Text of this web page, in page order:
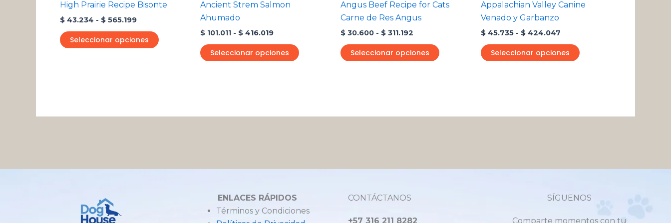
High Prairie Recipe Bisonte
$ 43.234 - $ 565.199
Seleccionar opciones
la
de
Ancient Strem Salmon
Ahumado
$ 101.011 - $ 416.019
Seleccionar opciones
producto
Angus Beef Recipe for Cats
Carne de Res Angus
$ 30.600 - $ 311.192
Seleccionar opciones
la
producto
Appalachian Valley Canine
Venado y Garbanzo
$ 45.735 - $ 424.047
Seleccionar opciones
la
producto
ENLACES RÁPIDOS
Términos y Condiciones
CONTÁCTANOS
+57 316 211 8282
SÍGUENOS
Comparte momentos con tu